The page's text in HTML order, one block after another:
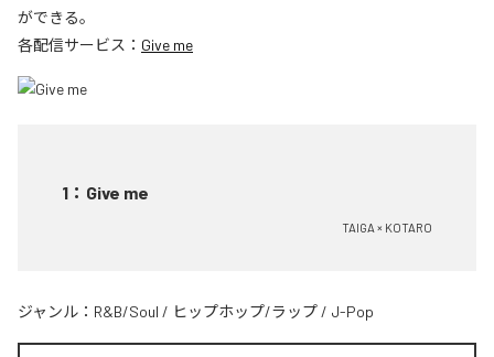
ができる。
各配信サービス： Give me
1 ： Give me
TAIGA × KOTARO
ジャンル： R&B/Soul / ヒップホップ/ラップ / J-Pop